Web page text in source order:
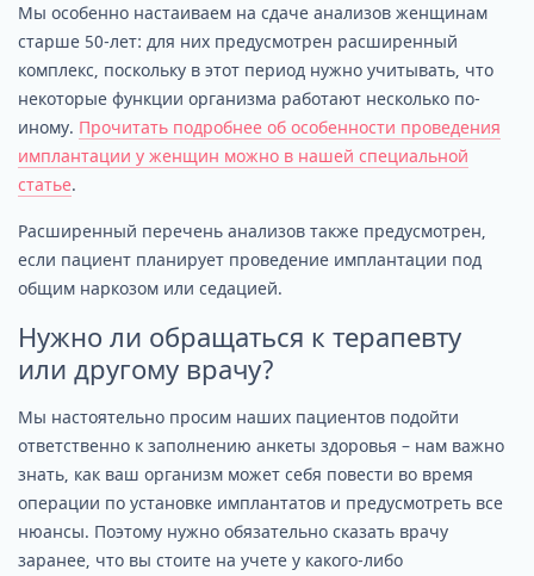
Мы особенно настаиваем на сдаче анализов женщинам
старше 50-лет: для них предусмотрен расширенный
комплекс, поскольку в этот период нужно учитывать, что
некоторые функции организма работают несколько по-
иному. Прочитать подробнее об особенности проведения
имплантации у женщин можно в нашей специальной
статье.
Расширенный перечень анализов также предусмотрен,
если пациент планирует проведение имплантации под
общим наркозом или седацией.
Нужно ли обращаться к терапевту
или другому врачу?
Мы настоятельно просим наших пациентов подойти
ответственно к заполнению анкеты здоровья – нам важно
знать, как ваш организм может себя повести во время
операции по установке имплантатов и предусмотреть все
нюансы. Поэтому нужно обязательно сказать врачу
заранее, что вы стоите на учете у какого-либо